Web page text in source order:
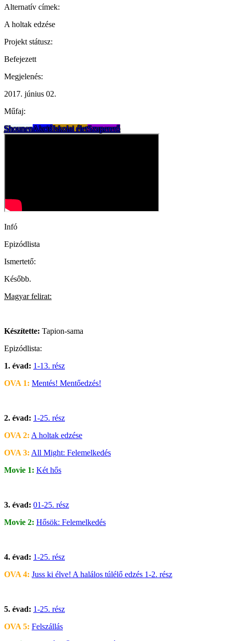
Alternatív címek:
A holtak edzése
Projekt státusz:
Befejezett
Megjelenés:
2017. június 02.
Műfaj:
ShounenAkcióIskolai életSzupererő
Infó
Epizódlista
Ismertető:
Később.
Magyar felirat:
Készítette: Tapion-sama
Epizódlista:
1. évad: 1-13. rész
OVA 1: Mentés! Mentőedzés!
2. évad: 1-25. rész
OVA 2: A holtak edzése
OVA 3: All Might: Felemelkedés
Movie 1: Két hős
3. évad: 01-25. rész
Movie 2: Hősök: Felemelkedés
4. évad: 1-25. rész
OVA 4: Juss ki élve! A halálos túlélő edzés 1-2. rész
5. évad: 1-25. rész
OVA 5: Felszállás